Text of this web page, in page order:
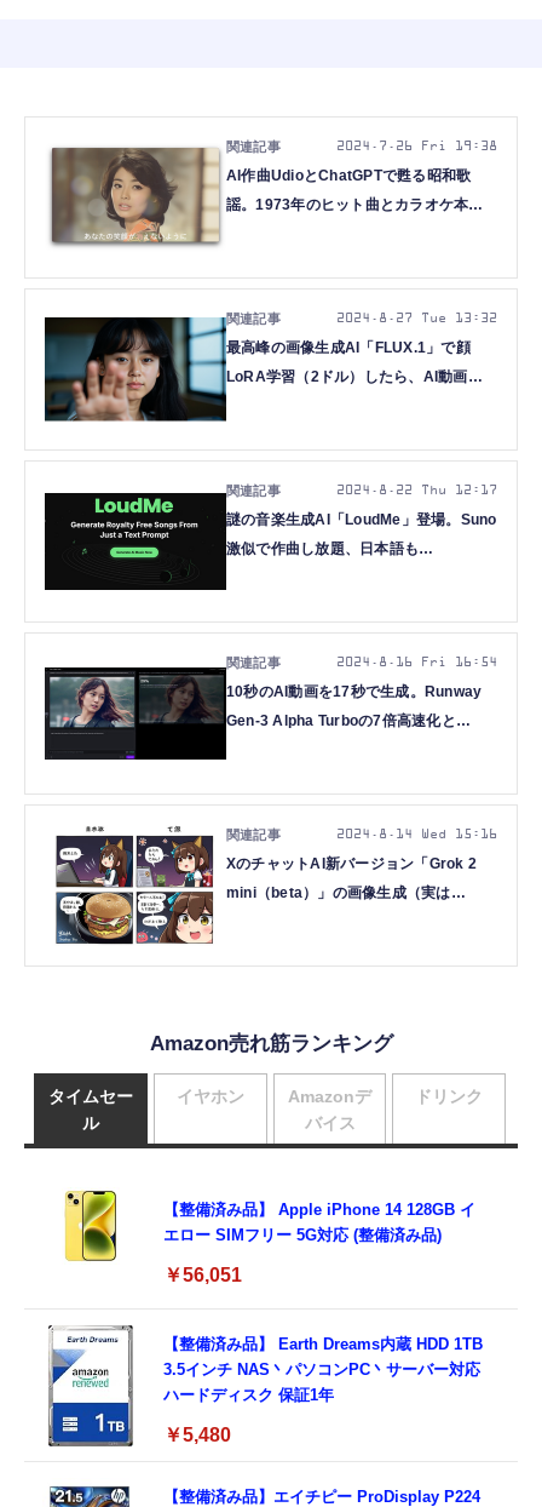
AI作曲UdioとChatGPTで甦る昭和歌
謡。1973年のヒット曲とカラオケ本人
2024.7.26 Fri 19:38
最高峰の画像生成AI「FLUX.1」で顔
LoRA学習（2ドル）したら、AI動画生
2024.8.27 Tue 13:32
謎の音楽生成AI「LoudMe」登場。Suno
激似で作曲し放題、日本語も
2024.8.22 Thu 12:17
10秒のAI動画を17秒で生成。Runway
Gen-3 Alpha Turboの7倍高速化と
2024.8.16 Fri 16:54
XのチャットAI新バージョン「Grok 2
mini（beta）」の画像生成（実は
2024.8.14 Wed 15:16
Amazon売れ筋ランキング
タイムセー
ル
【整備済み品】 Apple iPhone 14 128GB イ
エロー SIMフリー 5G対応 (整備済み品)
￥56,051
【整備済み品】 Earth Dreams内蔵 HDD 1TB
3.5インチ NAS丶パソコンPC丶サーバー対応
ハードディスク 保証1年
￥5,480
【整備済み品】エイチピー ProDisplay P224
イヤホン
Amazonデ
バイス
ドリンク